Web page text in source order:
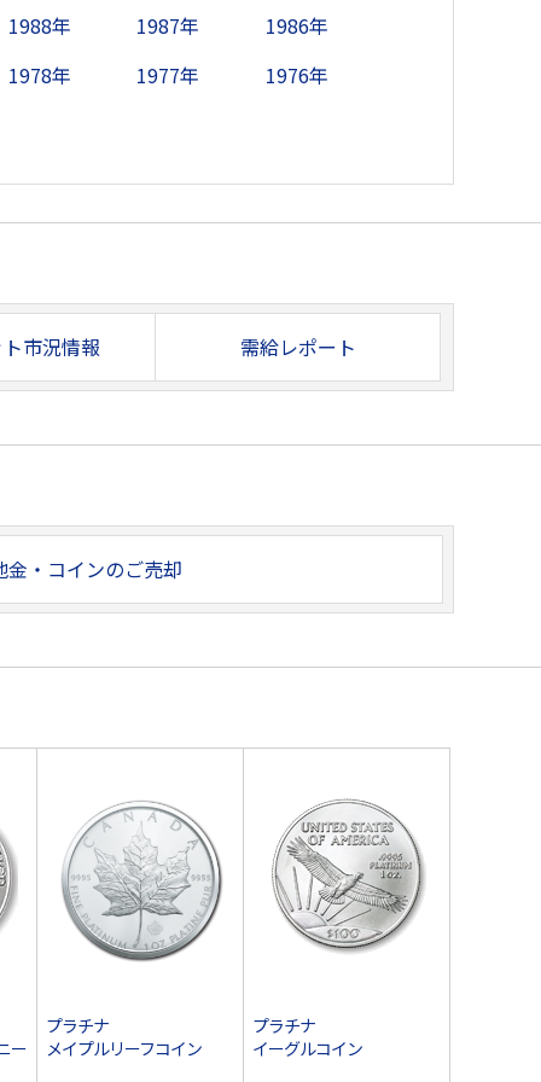
1988年 1987年
1986年
1978年
1977年 1976年
市況情報 需給レポート
金・コインのご売却
ー
プラチナ
メイプルリーフコイン
プラチナ
イーグルコイン